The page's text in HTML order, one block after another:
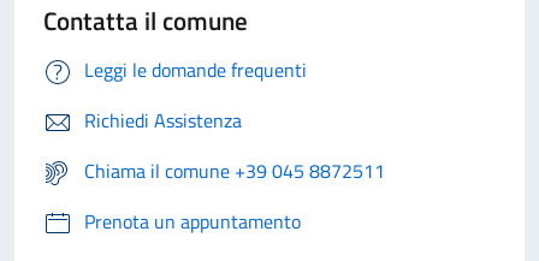
Contatta il comune
Leggi le domande frequenti
Richiedi Assistenza
Chiama il comune +39 045 8872511
Prenota un appuntamento